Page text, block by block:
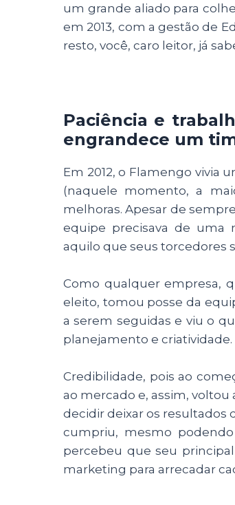
um grande aliado para
em 2013, com a gestão de
resto, você, caro leitor, já
Paciência e
engrandece um
Em 2012, o Flamengo vivia
(naquele momento, a
melhoras. Apesar de
equipe precisava de uma
aquilo que seus torcedores
Como qualquer empresa,
eleito, tomou posse da
a serem seguidas e viu o
planejamento e criatividade.
Credibilidade, pois ao
ao mercado e, assim, voltou
decidir deixar os resultados
cumpriu, mesmo
percebeu que seu
marketing para arrecadar